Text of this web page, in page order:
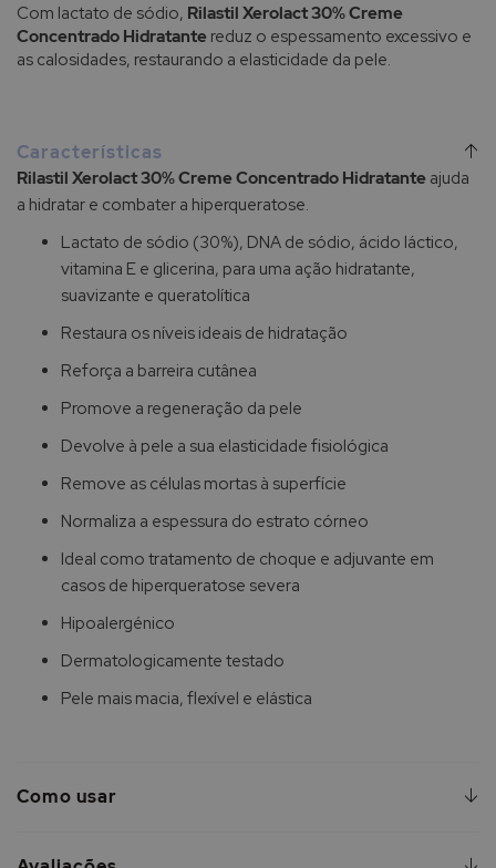
Com lactato de sódio, Rilastil Xerolact 30% Creme
Concentrado Hidratante reduz o espessamento excessivo e
as calosidades, restaurando a elasticidade da pele.
Características
Rilastil Xerolact 30% Creme Concentrado Hidratante ajuda
a hidratar e combater a hiperqueratose.
Lactato de sódio (30%), DNA de sódio, ácido láctico,
vitamina E e glicerina, para uma ação hidratante,
suavizante e queratolítica
Restaura os níveis ideais de hidratação
Reforça a barreira cutânea
Promove a regeneração da pele
Devolve à pele a sua elasticidade fisiológica
Remove as células mortas à superfície
Normaliza a espessura do estrato córneo
Ideal como tratamento de choque e adjuvante em
casos de hiperqueratose severa
Hipoalergénico
Dermatologicamente testado
Pele mais macia, flexível e elástica
Como usar